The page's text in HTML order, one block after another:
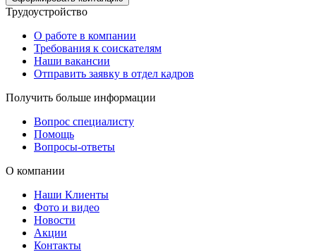
Трудоустройство
О работе в компании
Требования к соискателям
Наши вакансии
Отправить заявку в отдел кадров
Получить больше информации
Вопрос специалисту
Помощь
Вопросы-ответы
О компании
Наши Клиенты
Фото и видео
Новости
Акции
Контакты